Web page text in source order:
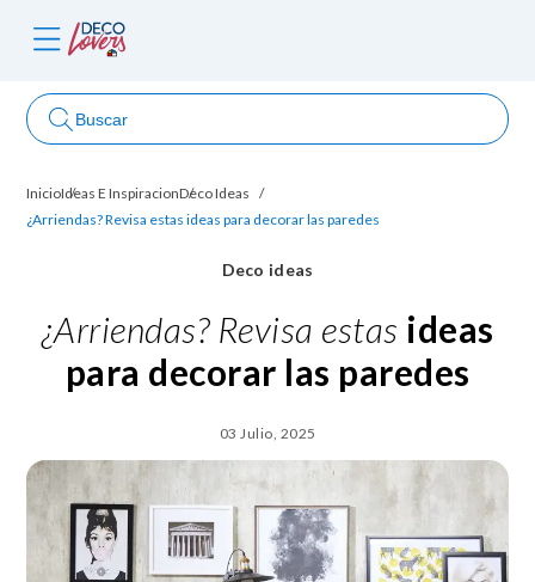
Buscar
InicioIdeas E InspiracionDeco Ideas
¿Arriendas? Revisa estas ideas para decorar las paredes
Deco ideas
¿Arriendas? Revisa estas ideas
para decorar las paredes
03 Julio, 2025